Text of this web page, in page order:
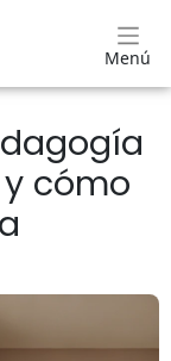
Menú
y cómo